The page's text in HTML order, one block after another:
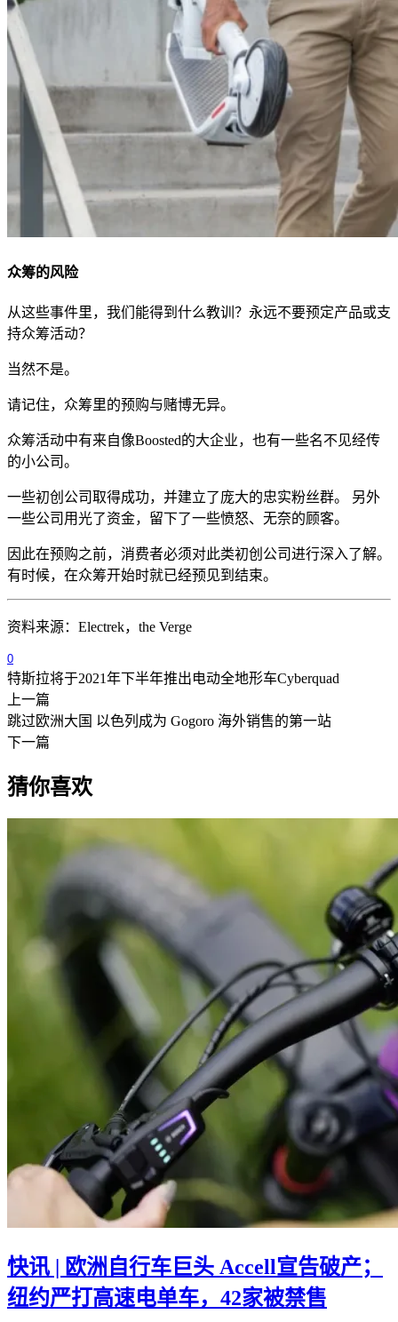
众筹的风险
从这些事件里，我们能得到什么教训？永远不要预定产品或支
持众筹活动？
当然不是。
请记住，众筹里的预购与赌博无异。
众筹活动中有来自像Boosted的大企业，也有一些名不见经传
的小公司。
一些初创公司取得成功，并建立了庞大的忠实粉丝群。 另外
一些公司用光了资金，留下了一些愤怒、无奈的顾客。
因此在预购之前，消费者必须对此类初创公司进行深入了解。
有时候，在众筹开始时就已经预见到结束。
资料来源：Electrek，the Verge
0
特斯拉将于2021年下半年推出电动全地形车Cyberquad
上一篇
跳过欧洲大国 以色列成为 Gogoro 海外销售的第一站
下一篇
猜你喜欢
快讯 | 欧洲自行车巨头 Accell宣告破产；
纽约严打高速电单车，42家被禁售